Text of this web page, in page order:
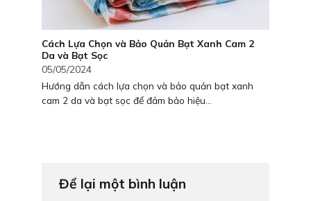
Cách Lựa Chọn và Bảo Quản Bạt Xanh Cam 2
Da và Bạt Sọc
05/05/2024
Hướng dẫn cách lựa chọn và bảo quản bạt xanh
cam 2 da và bạt sọc để đảm bảo hiệu...
Để lại một bình luận